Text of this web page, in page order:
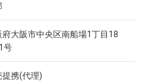
府大阪市中央区南船場1丁目18
号
提携(代理)